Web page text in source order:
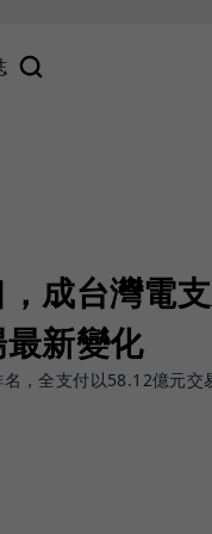
成台灣電
新變化
，全支付以58.12億元